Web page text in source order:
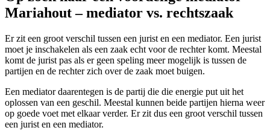
Mariahout – mediator vs. rechtszaak
Er zit een groot verschil tussen een jurist en een mediator. Een jurist
moet je inschakelen als een zaak echt voor de rechter komt. Meestal
komt de jurist pas als er geen speling meer mogelijk is tussen de
partijen en de rechter zich over de zaak moet buigen.
Een mediator daarentegen is de partij die die energie put uit het
oplossen van een geschil. Meestal kunnen beide partijen hierna weer
op goede voet met elkaar verder. Er zit dus een groot verschil tussen
een jurist en een mediator.